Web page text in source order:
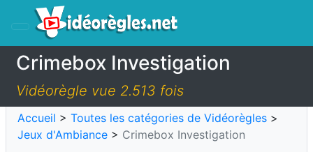
Crimebox Investigation
Vidéorègle vue 2.513 fois
Accueil > Toutes les catégories de Vidéorègles >
Jeux d'Ambiance > Crimebox Investigation